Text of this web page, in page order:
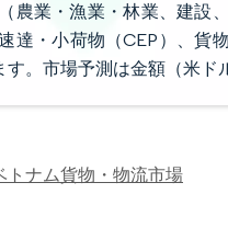
農業・漁業・林業、建設
・小荷物（CEP）、貨
。市場予測は金額（米ド
トナム貨物・物流市場